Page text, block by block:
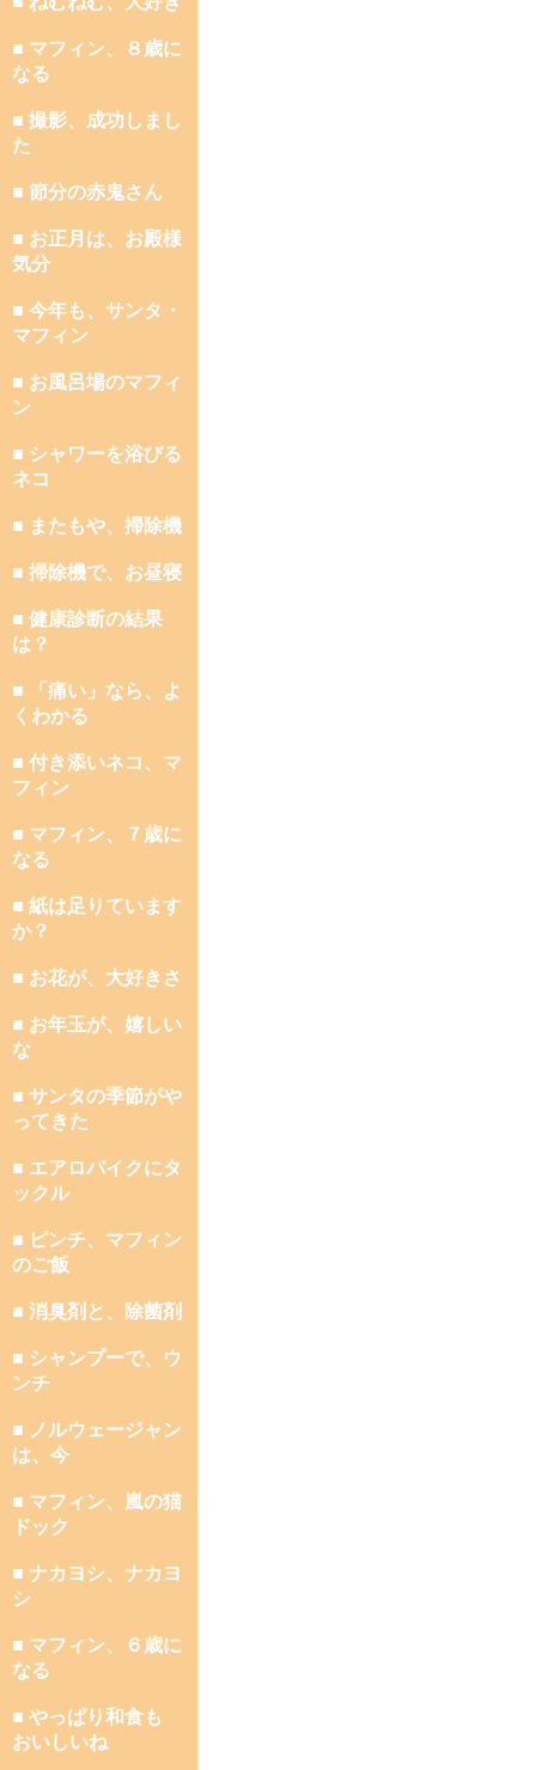
■ マフィン、８歳に
なる
■ 撮影、成功しまし
た
■ 節分の赤鬼さん
■ お正月は、お殿様
気分
■ 今年も、サンタ・
マフィン
■ お風呂場のマフィ
ン
■ シャワーを浴びる
ネコ
■ またもや、掃除機
■ 掃除機で、お昼寝
■ 健康診断の結果
は？
■ 「痛い」なら、よ
くわかる
■ 付き添いネコ、マ
フィン
■ マフィン、７歳に
なる
■ 紙は足りています
か？
■ お花が、大好きさ
■ お年玉が、嬉しい
な
■ サンタの季節がや
ってきた
■ エアロバイクにタ
ックル
■ ピンチ、マフィン
のご飯
■ 消臭剤と、除菌剤
■ シャンプーで、ウ
ンチ
■ ノルウェージャン
は、今
■ マフィン、嵐の猫
ドック
■ ナカヨシ、ナカヨ
シ
■ マフィン、６歳に
なる
■ やっぱり和食も
おいしいね